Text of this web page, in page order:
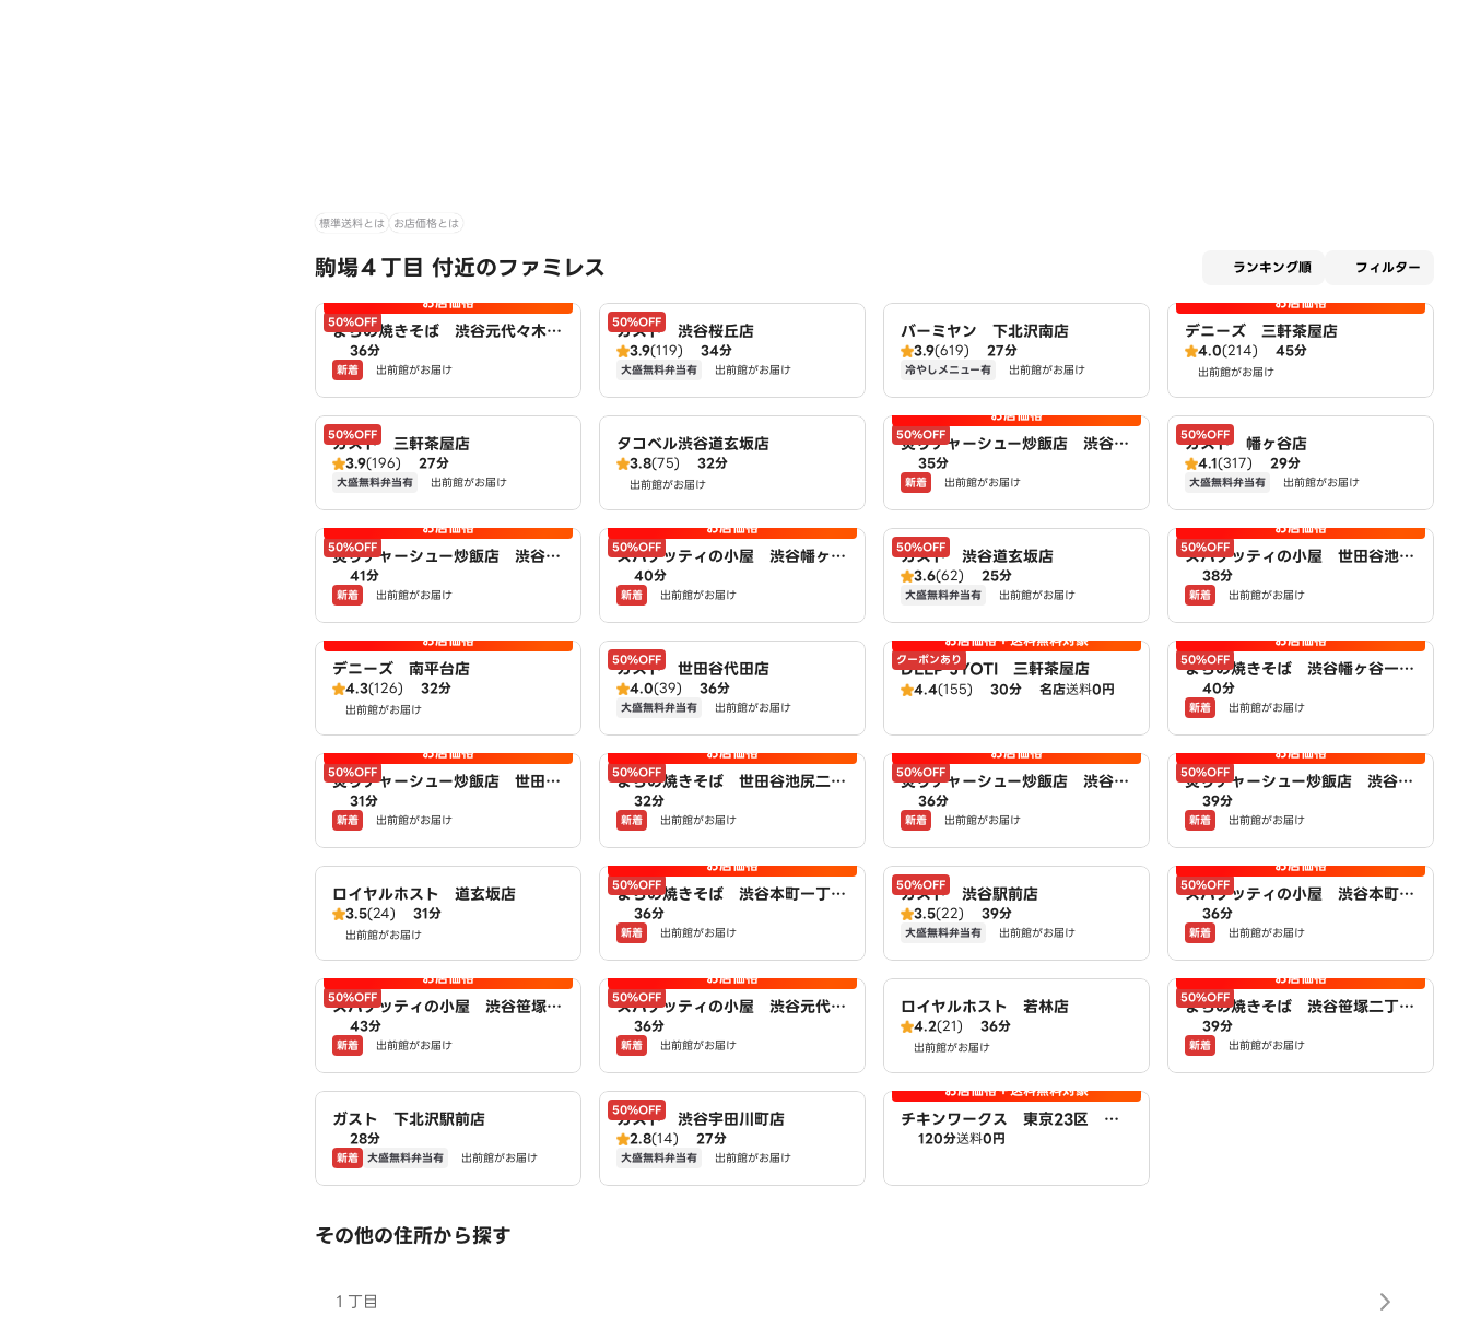
標準送料とは お店価格とは
駒場４丁目 付近のファミレス ランキング順 フィルター
50%OFF
お店価格
まちの焼きそば 渋谷元代々木町
店 powered by LAWSON
36分
新着 出前館がお届け
50%OFF
ガスト 渋谷桜丘店
3.9(119) 34分
大盛無料弁当有 出前館がお届け
バーミヤン 下北沢南店
3.9(619) 27分
冷やしメニュー有 出前館がお届け
お店価格
デニーズ 三軒茶屋店
4.0(214) 45分
出前館がお届け
50%OFF
ガスト 三軒茶屋店
3.9(196) 27分
大盛無料弁当有 出前館がお届け
タコベル渋谷道玄坂店
3.8(75) 32分
出前館がお届け
50%OFF
お店価格
炙りチャーシュー炒飯店 渋谷本
町一丁目店 powered by LA
WSON
35分
新着 出前館がお届け
50%OFF
ガスト 幡ヶ谷店
4.1(317) 29分
大盛無料弁当有 出前館がお届け
50%OFF
お店価格
炙りチャーシュー炒飯店 渋谷笹
塚二丁目店 powered by LA
WSON
41分
新着 出前館がお届け
50%OFF
お店価格
スパゲッティの小屋 渋谷幡ヶ谷
一丁目店 powered by LAWS
ON
40分
新着 出前館がお届け
50%OFF
ガスト 渋谷道玄坂店
3.6(62) 25分
大盛無料弁当有 出前館がお届け
50%OFF
お店価格
スパゲッティの小屋 世田谷池尻
二丁目店 powered by LAWS
ON
38分
新着 出前館がお届け
お店価格
デニーズ 南平台店
4.3(126) 32分
出前館がお届け
50%OFF
ガスト 世田谷代田店
4.0(39) 36分
大盛無料弁当有 出前館がお届け
クーポンあり
お店価格＋送料無料対象
DEEP JYOTI 三軒茶屋店
4.4(155) 30分 名店送料0円
50%OFF
お店価格
まちの焼きそば 渋谷幡ヶ谷一丁
目店 powered by LAWSON
40分
新着 出前館がお届け
50%OFF
お店価格
炙りチャーシュー炒飯店 世田谷
池尻二丁目店 powered by LA
WSON
31分
新着 出前館がお届け
50%OFF
お店価格
まちの焼きそば 世田谷池尻二丁
目店 powered by LAWSON
32分
新着 出前館がお届け
50%OFF
お店価格
炙りチャーシュー炒飯店 渋谷元
代々木町店 powered by LA
WSON
36分
新着 出前館がお届け
50%OFF
お店価格
炙りチャーシュー炒飯店 渋谷幡
ヶ谷一丁目店 powered by LA
WSON
39分
新着 出前館がお届け
ロイヤルホスト 道玄坂店
3.5(24) 31分
出前館がお届け
50%OFF
お店価格
まちの焼きそば 渋谷本町一丁目
店 powered by LAWSON
36分
新着 出前館がお届け
50%OFF
ガスト 渋谷駅前店
3.5(22) 39分
大盛無料弁当有 出前館がお届け
50%OFF
お店価格
スパゲッティの小屋 渋谷本町一
丁目店 powered by LAWSO
N
36分
新着 出前館がお届け
50%OFF
お店価格
スパゲッティの小屋 渋谷笹塚二
丁目店 powered by LAWSO
N
43分
新着 出前館がお届け
50%OFF
お店価格
スパゲッティの小屋 渋谷元代々
木町店 powered by LAWSO
N
36分
新着 出前館がお届け
ロイヤルホスト 若林店
4.2(21) 36分
出前館がお届け
50%OFF
お店価格
まちの焼きそば 渋谷笹塚二丁目
店 powered by LAWSON
39分
新着 出前館がお届け
ガスト 下北沢駅前店
28分
新着 大盛無料弁当有 出前館がお届け
50%OFF
ガスト 渋谷宇田川町店
2.8(14) 27分
大盛無料弁当有 出前館がお届け
お店価格＋送料無料対象
チキンワークス 東京23区 広
域店
120分送料0円
その他の住所から探す
１丁目